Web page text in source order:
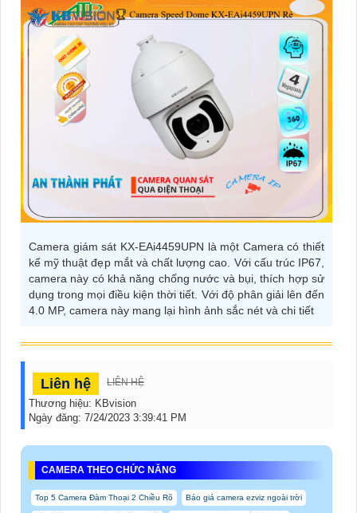
Camera giám sát KX-EAi4459UPN là một Camera có thiết
kế mỹ thuật đẹp mắt và chất lượng cao. Với cấu trúc IP67,
camera này có khả năng chống nước và bụi, thích hợp sử
dụng trong mọi điều kiện thời tiết. Với độ phân giải lên đến
4.0 MP, camera này mang lại hình ảnh sắc nét và chi tiết
Liên hệ LIÊN HỆ
Thương hiệu: KBvision
Ngày đăng: 7/24/2023 3:39:41 PM
CAMERA THEO CHỨC NĂNG
Top 5 Camera Đàm Thoại 2 Chiều Rõ Báo giá camera ezviz ngoài trời